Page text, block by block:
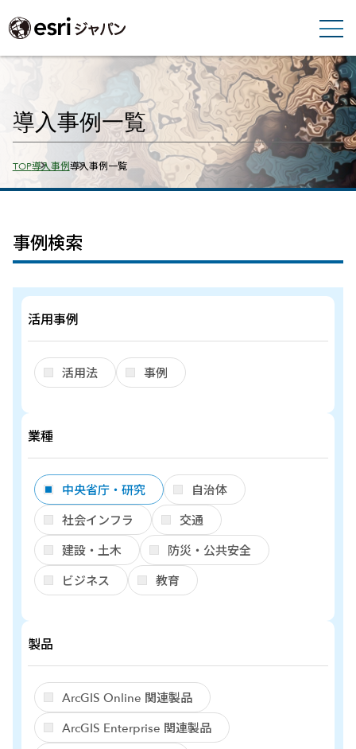
導入事例一覧
Breadcrumbs
TOP導入事例導入事例一覧
事例検索
活用事例
活用法 事例
業種
中央省庁・研究
自治体
社会インフラ
交通
建設・土木
防災・公共安全
ビジネス
教育
製品
ArcGIS Online 関連製品
ArcGIS Enterprise 関連製品